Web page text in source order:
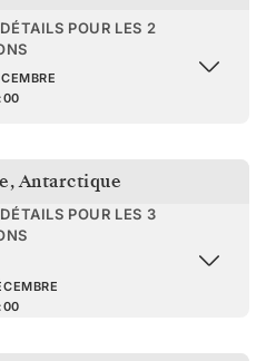
POUR LES 2
,Antarctique
POUR LES 3